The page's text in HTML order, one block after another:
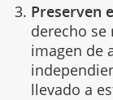
Preserven
derecho se
imagen de
llevado a